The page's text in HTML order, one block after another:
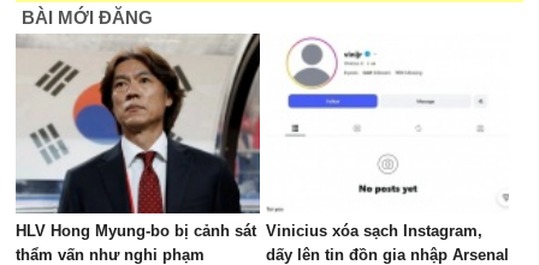
BÀI MỚI ĐĂNG
HLV Hong Myung-bo bị cảnh sát
thẩm vấn như nghi phạm
Vinicius xóa sạch Instagram,
dấy lên tin đồn gia nhập Arsenal